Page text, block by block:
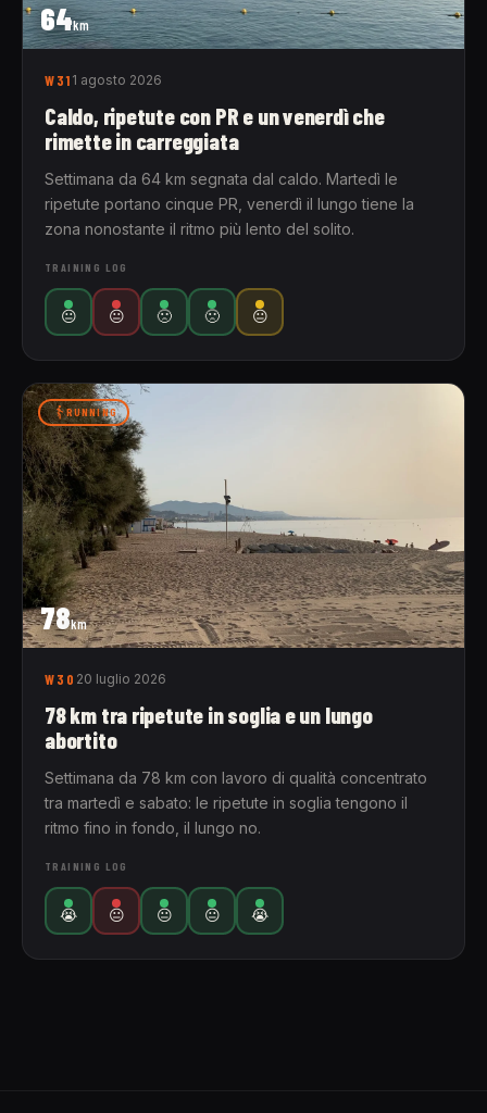
64km
W31 1 agosto 2026
Caldo, ripetute con PR e un venerdì che
rimette in carreggiata
Settimana da 64 km segnata dal caldo. Martedì le
ripetute portano cinque PR, venerdì il lungo tiene la
zona nonostante il ritmo più lento del solito.
TRAINING LOG
😐 😐 🙁 🙁 😐
78km
RUNNING
W30 20 luglio 2026
78 km tra ripetute in soglia e un lungo
abortito
Settimana da 78 km con lavoro di qualità concentrato
tra martedì e sabato: le ripetute in soglia tengono il
ritmo fino in fondo, il lungo no.
TRAINING LOG
😭 😐 😐 😐 😭